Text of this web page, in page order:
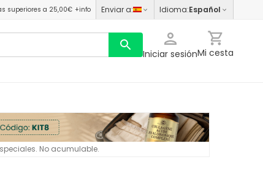
superiores a 25,00€ +info Enviar a: Idioma:Español
Iniciar sesiónMi cesta
No acumulable.